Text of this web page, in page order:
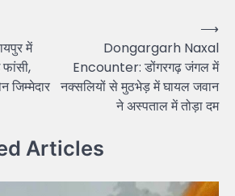
में
जिम्मेदार
Dongargarh Naxal
Encounter: डोंगरगढ़ जंगल में
नक्सलियों से मुठभेड़ में घायल जवान
ने अस्पताल में तोड़ा दम
⟶
Articles